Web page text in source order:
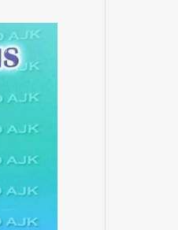
آزادکشمیر
موجودہ
صورتحال
رپورٹ